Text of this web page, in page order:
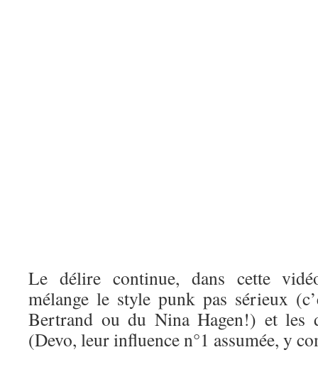
Le délire continue, dans cette
mélange le style punk pas sérieux
Bertrand ou du Nina Hagen!) et les
(Devo, leur influence n°1 assumée, y